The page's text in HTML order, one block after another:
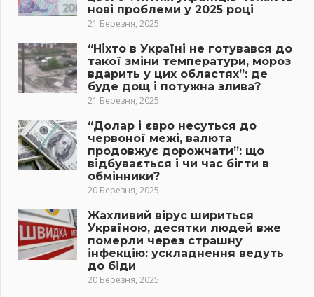
нові проблеми у 2025 році
21 Березня, 2025
“Ніхто в Україні не готувався до
такої зміни температури, мороз
вдарить у цих областях”: де
буде дощ і потужна злива?
21 Березня, 2025
“Долар і євро несуться до
червоної межі, валюта
продовжує дорожчати”: що
відбувається і чи час бігти в
обмінники?
20 Березня, 2025
Жахливий вірус шириться
Україною, десятки людей вже
померли через страшну
інфекцію: ускладнення ведуть
до біди
20 Березня, 2025